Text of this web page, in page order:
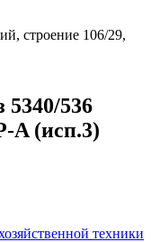
строение 106/29,
5340/536
A (исп.3)
техники